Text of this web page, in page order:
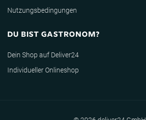
Nutzungsbedingungen
DU BIST GASTRONOM?
Dein Shop auf Deliver24
Individueller Onlineshop